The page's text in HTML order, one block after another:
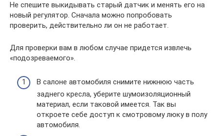
Не спешите выкидывать старый датчик и менять его на
новый регулятор. Сначала можно попробовать
проверить, действительно ли он не работает.
Для проверки вам в любом случае придется извлечь
«подозреваемого».
В салоне автомобиля снимите нижнюю часть
заднего кресла, уберите шумоизоляционный
материал, если таковой имеется. Так вы
откроете себе доступ к смотровому люку в полу
автомобиля.